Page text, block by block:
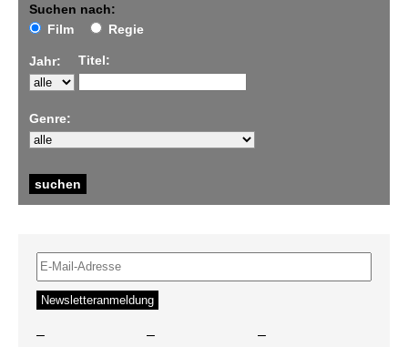
Suchen nach:
Film
Regie
Jahr: Titel:
Genre:
– – –